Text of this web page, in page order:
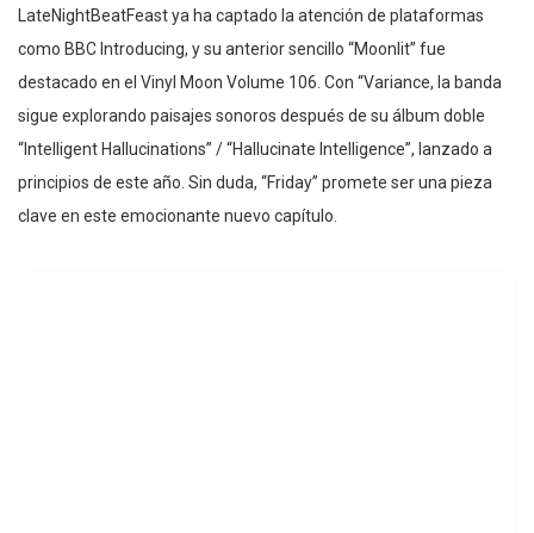
LateNightBeatFeast ya ha captado la atención de plataformas
como BBC Introducing, y su anterior sencillo “Moonlit” fue
destacado en el Vinyl Moon Volume 106. Con “Variance, la banda
sigue explorando paisajes sonoros después de su álbum doble
“Intelligent Hallucinations” / “Hallucinate Intelligence”, lanzado a
principios de este año. Sin duda, “Friday” promete ser una pieza
clave en este emocionante nuevo capítulo.